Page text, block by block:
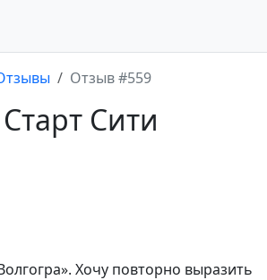
Отзыв #559
Сити
Хочу повторно выразить